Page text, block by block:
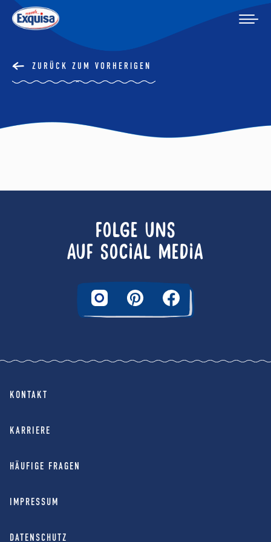
ZURÜCK ZUM VORHERIGEN
FOLGE UNS
AUF SOCIAL MEDIA
KONTAKT
KARRIERE
HÄUFIGE FRAGEN
IMPRESSUM
DATENSCHUTZ